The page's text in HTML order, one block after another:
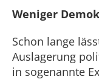
Weniger
Schon lange
Auslagerung
in sogenannte